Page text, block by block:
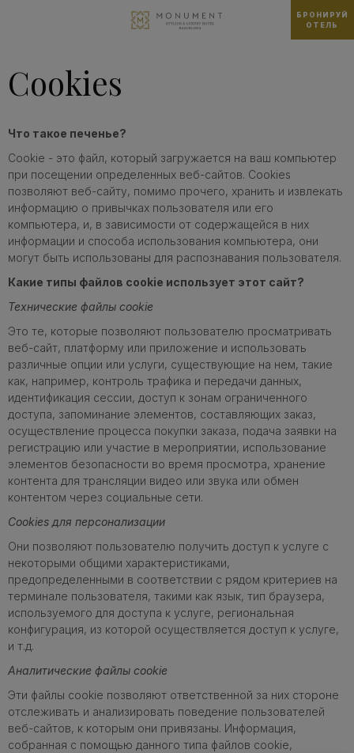
БРОНИРУЙ
ОТЕЛЬ
Cookies
Что такое печенье?
Cookie - это файл, который загружается на ваш компьютер
при посещении определенных веб-сайтов. Cookies
позволяют веб-сайту, помимо прочего, хранить и извлекать
информацию о привычках пользователя или его
компьютера, и, в зависимости от содержащейся в них
информации и способа использования компьютера, они
могут быть использованы для распознавания пользователя.
Какие типы файлов cookie использует этот сайт?
Технические файлы cookie
Это те, которые позволяют пользователю просматривать
веб-сайт, платформу или приложение и использовать
различные опции или услуги, существующие на нем, такие
как, например, контроль трафика и передачи данных,
идентификация сессии, доступ к зонам ограниченного
доступа, запоминание элементов, составляющих заказ,
осуществление процесса покупки заказа, подача заявки на
регистрацию или участие в мероприятии, использование
элементов безопасности во время просмотра, хранение
контента для трансляции видео или звука или обмен
контентом через социальные сети.
Cookies для персонализации
Они позволяют пользователю получить доступ к услуге с
некоторыми общими характеристиками,
предопределенными в соответствии с рядом критериев на
терминале пользователя, такими как язык, тип браузера,
используемого для доступа к услуге, региональная
конфигурация, из которой осуществляется доступ к услуге,
и т.д.
Аналитические файлы cookie
Эти файлы cookie позволяют ответственной за них стороне
отслеживать и анализировать поведение пользователей
веб-сайтов, к которым они привязаны. Информация,
собранная с помощью данного типа файлов cookie,